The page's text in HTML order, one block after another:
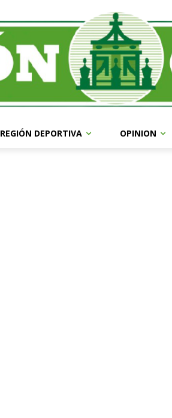
REGIÓN DEPORTIVA OPINION